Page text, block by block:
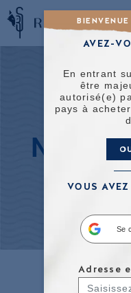
NOS
AVEZ-
En entrant
être
autorisé(e)
pays à
VOUS
Se
Adresse